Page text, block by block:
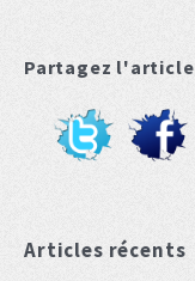
Partagez l'article
Articles récents